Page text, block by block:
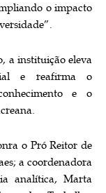
o impacto
a instituição eleva
e reafirma o
e o
o Pró Reitor de
a coordenadora
analítica, Marta